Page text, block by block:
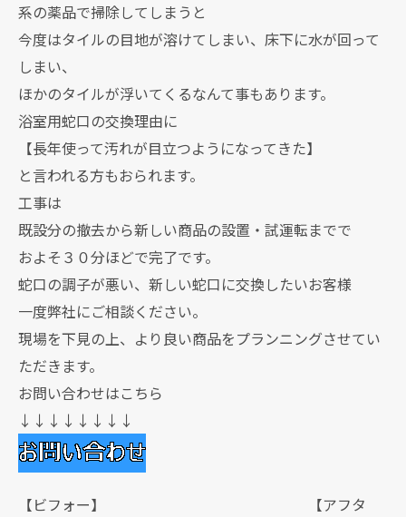
系の薬品で掃除してしまうと
今度はタイルの目地が溶けてしまい、床下に水が回って
しまい、
ほかのタイルが浮いてくるなんて事もあります。
浴室用蛇口の交換理由に
【長年使って汚れが目立つようになってきた】
と言われる方もおられます。
工事は
既設分の撤去から新しい商品の設置・試運転までで
およそ３０分ほどで完了です。
蛇口の調子が悪い、新しい蛇口に交換したいお客様
一度弊社にご相談ください。
現場を下見の上、より良い商品をプランニングさせてい
ただきます。
お問い合わせはこちら
↓↓↓↓↓↓↓↓
【ビフォー】 【アフタ